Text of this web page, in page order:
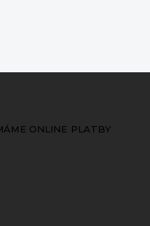
ONLINE PLATBY